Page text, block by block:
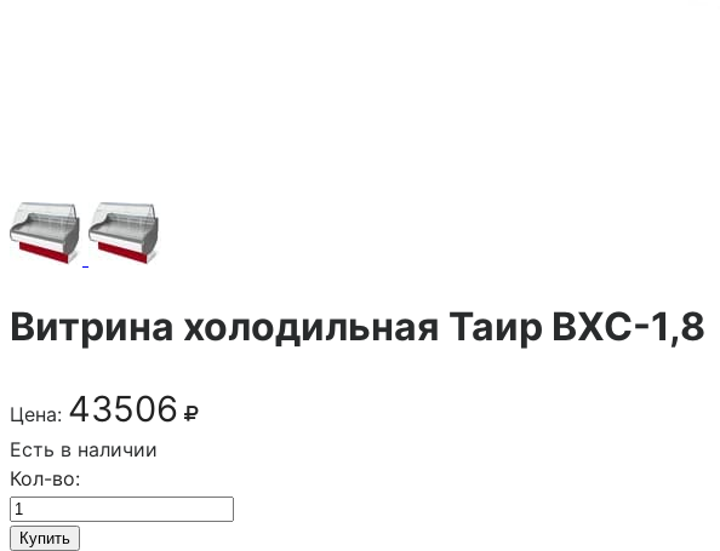
Витрина холодильная Таир ВХС-1,8
Цена: 43506
Есть в наличии
Кол-во:
Купить